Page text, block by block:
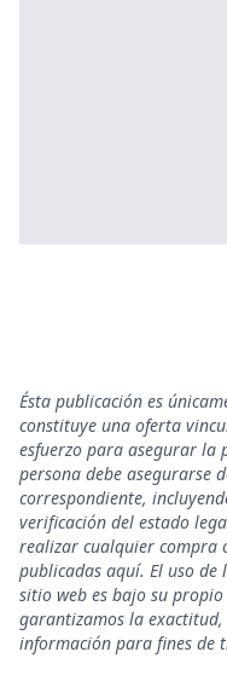
Ésta publicación es
constituye una oferta
esfuerzo para asegurar la
persona debe asegurarse
correspondiente,
verificación del estado
realizar cualquier compra
publicadas aquí. El uso
sitio web es bajo su
garantizamos la
información para fines de